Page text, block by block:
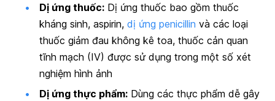
Dị ứng thuốc: Dị ứng thuốc bao gồm thuốc
kháng sinh, aspirin, dị ứng penicillin và các loại
thuốc giảm đau không kê toa, thuốc cản quan
tĩnh mạch (IV) được sử dụng trong một số xét
nghiệm hình ảnh
Dị ứng thực phẩm: Dùng các thực phẩm dễ gây